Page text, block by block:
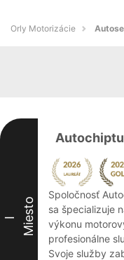
Orly Motorizácie
I Miesto
Spoločnosť
sa špecializuje
výkonu
profesionálne
Svoje služby